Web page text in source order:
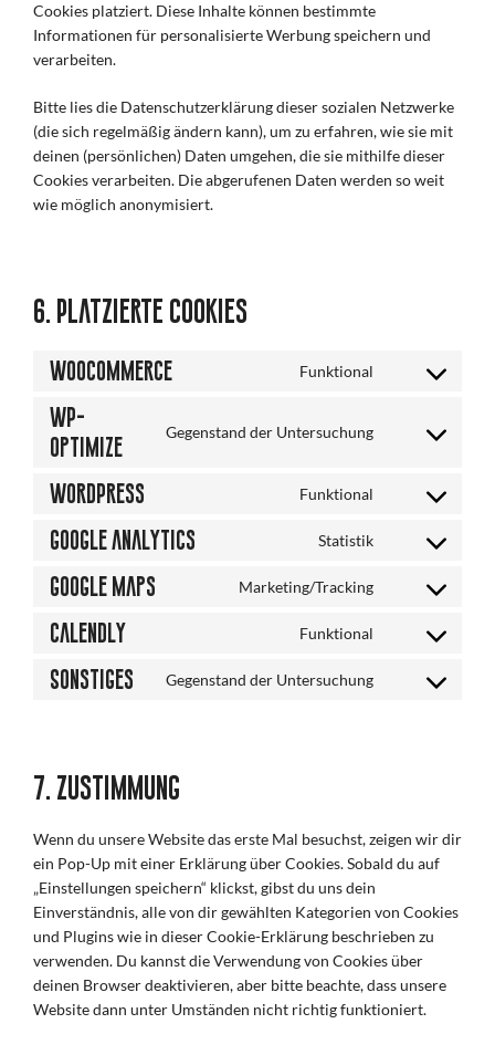
Cookies platziert. Diese Inhalte können bestimmte
Informationen für personalisierte Werbung speichern und
verarbeiten.
Bitte lies die Datenschutzerklärung dieser sozialen Netzwerke
(die sich regelmäßig ändern kann), um zu erfahren, wie sie mit
deinen (persönlichen) Daten umgehen, die sie mithilfe dieser
Cookies verarbeiten. Die abgerufenen Daten werden so weit
wie möglich anonymisiert.
6. Platzierte Cookies
WooCommerce Funktional
Consent
service
WP-
Optimize
Gegenstand der Untersuchung
Consent
service
optimize
WordPress Funktional
Consent
service
Google Analytics Statistik
Consent
service
analytics
Google Maps Marketing/Tracking
Consent
service
Calendly Funktional
Consent
service
Sonstiges Gegenstand der Untersuchung
Consent
7. Zustimmung
Wenn du unsere Website das erste Mal besuchst, zeigen wir dir
ein Pop-Up mit einer Erklärung über Cookies. Sobald du auf
„Einstellungen speichern“ klickst, gibst du uns dein
Einverständnis, alle von dir gewählten Kategorien von Cookies
und Plugins wie in dieser Cookie-Erklärung beschrieben zu
verwenden. Du kannst die Verwendung von Cookies über
deinen Browser deaktivieren, aber bitte beachte, dass unsere
Website dann unter Umständen nicht richtig funktioniert.